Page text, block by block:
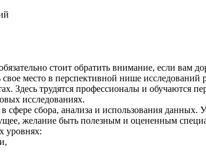
стоит обратить внимание, если вам
место в перспективной нише исследований
Здесь трудятся профессионалы и обучаются
исследованиях.
сфере сбора, анализа и использования
желание быть полезным и оцененным
уровнях: